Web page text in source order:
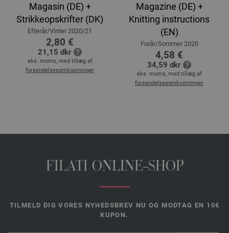
Magasin (DE) +
Strikkeopskrifter (DK)
Efterår/Vinter 2020/21
2,80 €
21,15 dkr
eks. moms, med tillæg af
forsendelsesomkostninger
Magazine (DE) +
Knitting instructions
(EN)
Forår/Sommer 2020
4,58 €
34,59 dkr
eks. moms, med tillæg af
forsendelsesomkostninger
FILATI ONLINE-SHOP
TILMELD DIG VORES NYHEDSBREV NU OG MODTAG EN 10€
KUPON.